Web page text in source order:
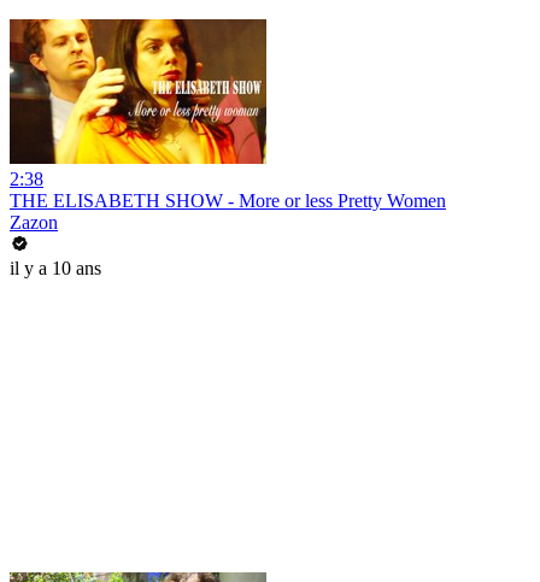
2:38
THE ELISABETH SHOW - More or less Pretty Women
Zazon
il y a 10 ans